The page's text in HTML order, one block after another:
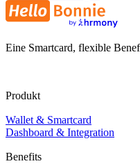
Eine Smartcard, flexible
Produkt
Wallet & Smartcard
Dashboard & Integration
Benefits